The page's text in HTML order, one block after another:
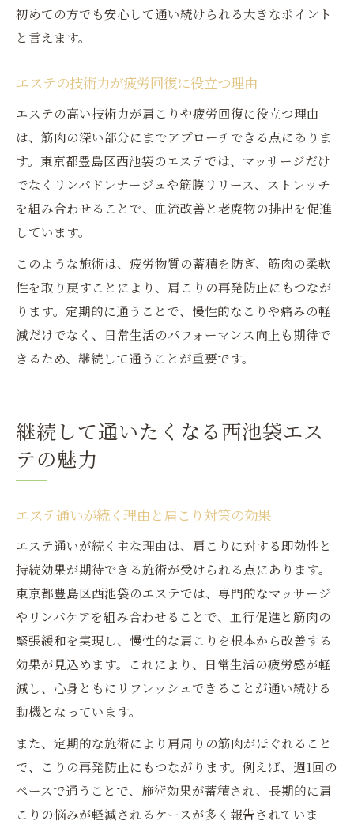
初めての方でも安心して通い続けられる大きなポイント
と言えます。
エステの技術力が疲労回復に役立つ理由
エステの高い技術力が肩こりや疲労回復に役立つ理由
は、筋肉の深い部分にまでアプローチできる点にありま
す。東京都豊島区西池袋のエステでは、マッサージだけ
でなくリンパドレナージュや筋膜リリース、ストレッチ
を組み合わせることで、血流改善と老廃物の排出を促進
しています。
このような施術は、疲労物質の蓄積を防ぎ、筋肉の柔軟
性を取り戻すことにより、肩こりの再発防止にもつなが
ります。定期的に通うことで、慢性的なこりや痛みの軽
減だけでなく、日常生活のパフォーマンス向上も期待で
きるため、継続して通うことが重要です。
継続して通いたくなる西池袋エス
テの魅力
エステ通いが続く理由と肩こり対策の効果
エステ通いが続く主な理由は、肩こりに対する即効性と
持続効果が期待できる施術が受けられる点にあります。
東京都豊島区西池袋のエステでは、専門的なマッサージ
やリンパケアを組み合わせることで、血行促進と筋肉の
緊張緩和を実現し、慢性的な肩こりを根本から改善する
効果が見込めます。これにより、日常生活の疲労感が軽
減し、心身ともにリフレッシュできることが通い続ける
動機となっています。
また、定期的な施術により肩周りの筋肉がほぐれること
で、こりの再発防止にもつながります。例えば、週1回の
ペースで通うことで、施術効果が蓄積され、長期的に肩
こりの悩みが軽減されるケースが多く報告されていま